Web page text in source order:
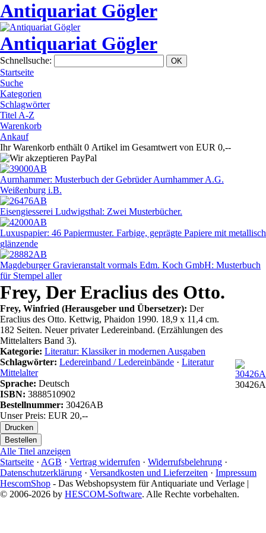
Antiquariat Gögler
Antiquariat Gögler
Schnellsuche:
Startseite
Suche
Kategorien
Schlagwörter
Titel A-Z
Warenkorb
Ankauf
Ihr Warenkorb enthält 0 Artikel im Gesamtwert von EUR 0,--
Aurnhammer: Musterbuch der Gebrüder Aurnhammer A.G.
Weißenburg i.B.
Eisengiesserei Ludwigsthal: Zwei Musterbücher.
Luxuspapier: 46 Papiermuster. Farbige, geprägte Papiere mit metallisch
glänzende
Magdeburger Gravieranstalt vormals Edm. Koch GmbH: Musterbuch
für Stempel aller
Frey, Der Eraclius des Otto.
Frey, Winfried (Herausgeber und Übersetzer): Der
Eraclius des Otto. Kettwig, Phaidon 1990. 18,9 x 11,4 cm.
182 Seiten. Neuer privater Ledereinband. (Erzählungen des
Mittelalters Band 3).
Kategorie: Literatur: Klassiker in modernen Ausgaben
Schlagwörter: Ledereinband / Ledereinbände · Literatur
Mittelalter
Sprache: Deutsch
ISBN: 3888510902
Bestellnummer: 30426AB
Unser Preis: EUR 20,--
30426A
Alle Titel anzeigen
Startseite · AGB · Vertrag widerrufen · Widerrufsbelehrung ·
Datenschutzerklärung · Versandkosten und Lieferzeiten · Impressum
HescomShop - Das Webshopsystem für Antiquariate und Verlage |
© 2006-2026 by HESCOM-Software. Alle Rechte vorbehalten.